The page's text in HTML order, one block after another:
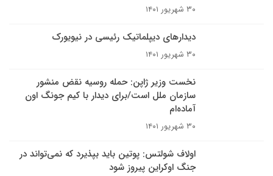
۳۰ شهریور ۱۴۰۱
دیدارهای دیپلماتیک رئیسی در نیویورک
۳۰ شهریور ۱۴۰۱
نخست وزیر ژاپن: حمله روسیه نقض منشور
سازمان ملل است/برای دیدار با کیم جونگ اون
آماده‌ام
۳۰ شهریور ۱۴۰۱
اولاف شولتس: پوتین باید بپذیرد که نمی‌تواند در
جنگ اوکراین پیروز شود